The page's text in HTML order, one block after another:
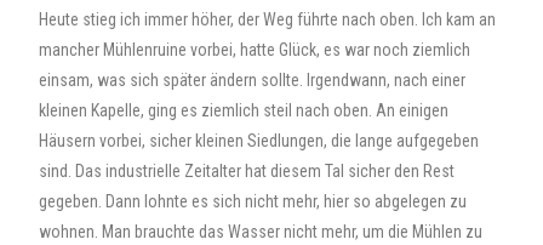
Heute stieg ich immer höher, der Weg führte nach oben. Ich kam an
mancher Mühlenruine vorbei, hatte Glück, es war noch ziemlich
einsam, was sich später ändern sollte. Irgendwann, nach einer
kleinen Kapelle, ging es ziemlich steil nach oben. An einigen
Häusern vorbei, sicher kleinen Siedlungen, die lange aufgegeben
sind. Das industrielle Zeitalter hat diesem Tal sicher den Rest
gegeben. Dann lohnte es sich nicht mehr, hier so abgelegen zu
wohnen. Man brauchte das Wasser nicht mehr, um die Mühlen zu